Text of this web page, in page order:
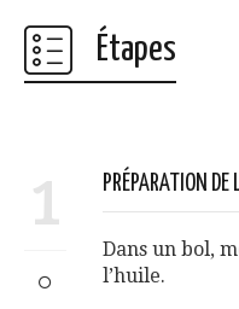
Étapes
1 PRÉPARATION DE
Dans un bol,
l’huile.